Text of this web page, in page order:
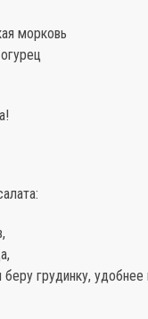
морковь
грудинку, удобнее